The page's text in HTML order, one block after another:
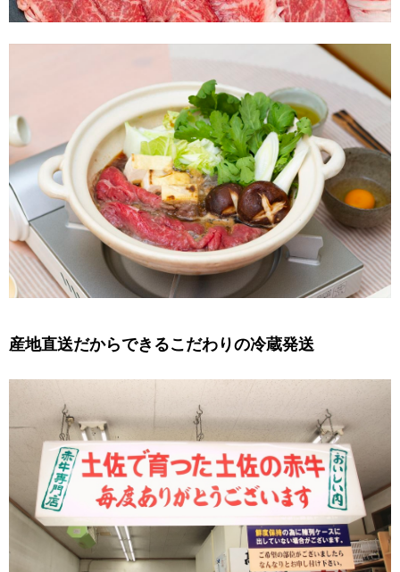
産地直送だからできるこだわりの冷蔵発送